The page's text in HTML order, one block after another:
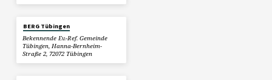
BERG Tübingen
Bekennende Ev.-Ref. Gemeinde
Tübingen, Hanna-Bernheim-
Straße 2, 72072 Tübingen